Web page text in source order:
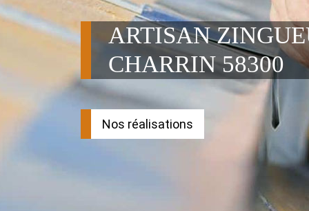
ARTISAN
CHARRIN 58300
Nos réalisations